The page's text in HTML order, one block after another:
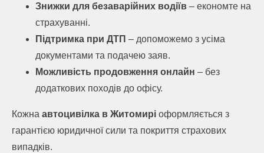
Знижки для безаварійних водіїв – економте на
страхуванні.
Підтримка при ДТП – допоможемо з усіма
документами та подачею заяв.
Можливість продовження онлайн – без
додаткових походів до офісу.
Кожна автоцивілка в Житомирі оформляється з
гарантією юридичної сили та покриття страхових
випадків.